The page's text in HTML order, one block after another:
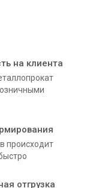
на клиента
происходит
отгрузка